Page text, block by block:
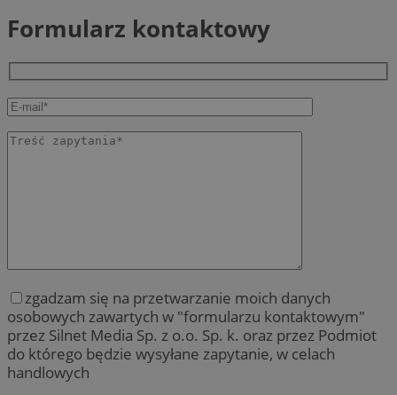
Formularz kontaktowy
zgadzam się na przetwarzanie moich danych
osobowych zawartych w "formularzu kontaktowym"
przez Silnet Media Sp. z o.o. Sp. k. oraz przez Podmiot
do którego będzie wysyłane zapytanie, w celach
handlowych